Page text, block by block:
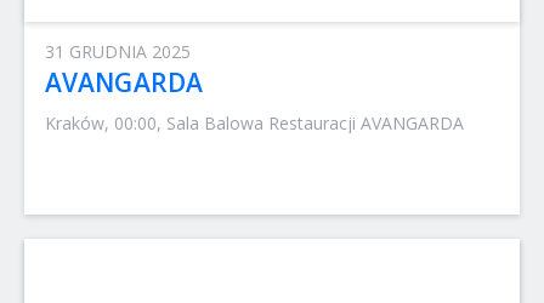
31 GRUDNIA 2025
AVANGARDA
Kraków, 00:00, Sala Balowa Restauracji AVANGARDA